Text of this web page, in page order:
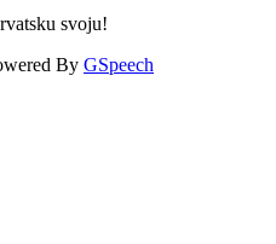
svoju!
By GSpeech